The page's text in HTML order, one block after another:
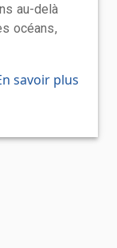
au-delà
océans,
savoir plus